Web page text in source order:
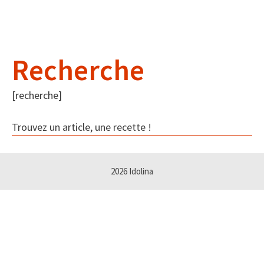
Recherche
[recherche]
Trouvez un article, une recette !
2026 Idolina